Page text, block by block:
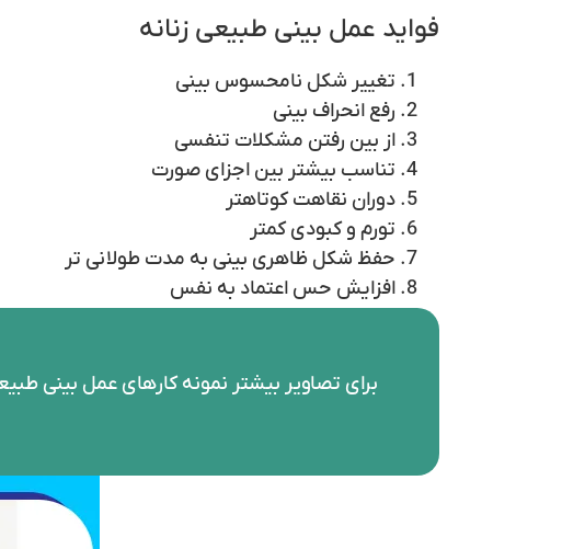
فواید عمل بینی طبیعی زنانه
تغییر شکل نامحسوس بینی
رفع انحراف بینی
از بین رفتن مشکلات تنفسی
تناسب بیشتر بین اجزای صورت
دوران نقاهت کوتاهتر
تورم و کبودی کمتر
حفظ شکل ظاهری بینی به مدت طولانی‌ تر
افزایش حس اعتماد به نفس
برای تصاویر بیشتر نمونه کارهای عمل بینی